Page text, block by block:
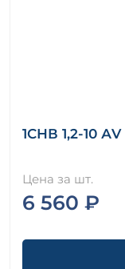
1СНВ 1,2-10 АV
Цена за шт.
6 560 ₽